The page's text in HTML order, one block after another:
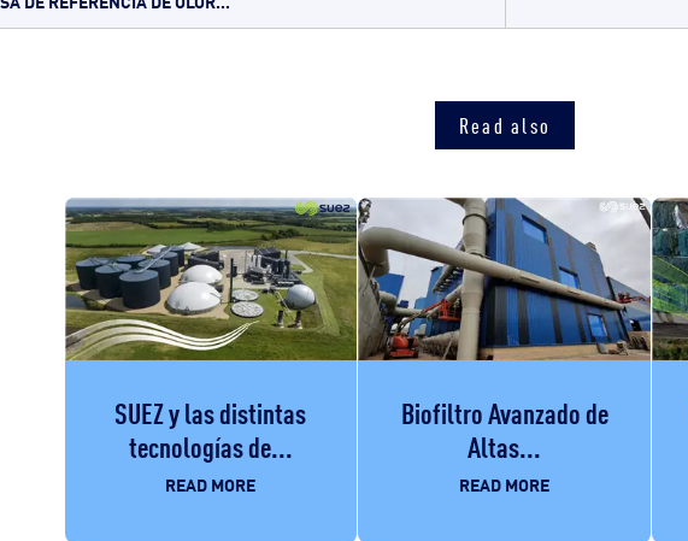
Read also
SUEZ y las distintas
tecnologías de...
READ MORE
Biofiltro Avanzado de
Altas...
READ MORE